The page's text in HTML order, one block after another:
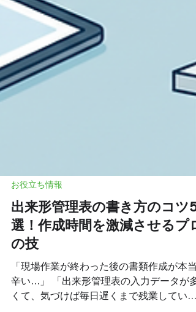
お役立ち情報
出来形管理表の書き方のコツ5
選！作成時間を激減させるプロ
の技
「現場作業が終わった後の書類作成が本当